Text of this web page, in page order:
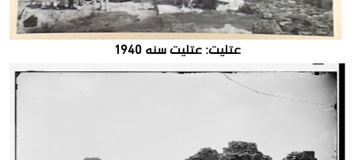
عتليت: عتليت سنه 1940